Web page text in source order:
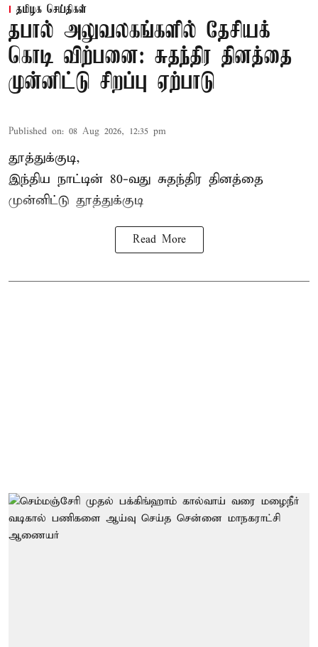
தமிழக செய்திகள்
தபால் அலுவலகங்களில் தேசியக்
கொடி விற்பனை: சுதந்திர தினத்தை
முன்னிட்டு சிறப்பு ஏற்பாடு
Published on: 08 Aug 2026, 12:35 pm
தூத்துக்குடி,
இந்திய நாட்டின் 80-வது சுதந்திர தினத்தை
முன்னிட்டு தூத்துக்குடி
Read More